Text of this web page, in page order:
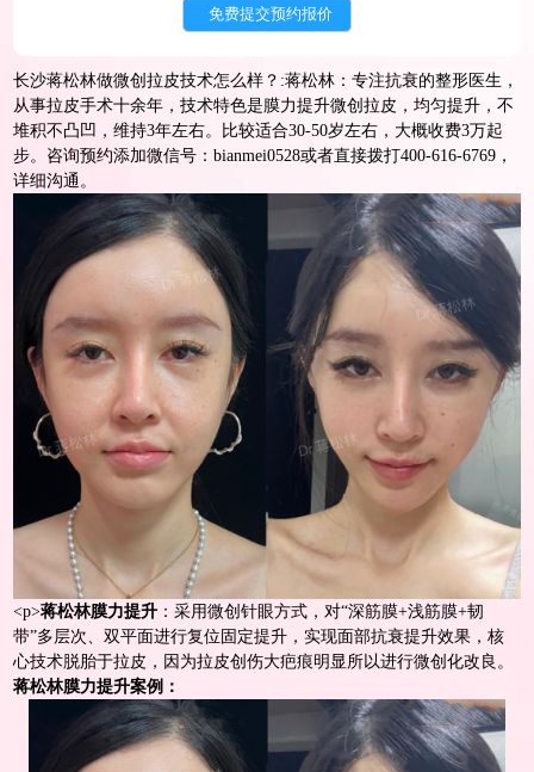
长沙蒋松林做微创拉皮技术怎么样？:蒋松林：专注抗衰的整形医生，
从事拉皮手术十余年，技术特色是膜力提升微创拉皮，均匀提升，不
堆积不凸凹，维持3年左右。比较适合30-50岁左右，大概收费3万起
步。咨询预约添加微信号：bianmei0528或者直接拨打400-616-6769，
详细沟通。
<p>蒋松林膜力提升 ：采用微创针眼方式，对“深筋膜+浅筋膜+韧
带”多层次、双平面进行复位固定提升，实现面部抗衰提升效果，核
心技术脱胎于拉皮 ，因为拉皮创伤大疤痕明显所以进行微创化改良。
蒋松林膜力提升案例：